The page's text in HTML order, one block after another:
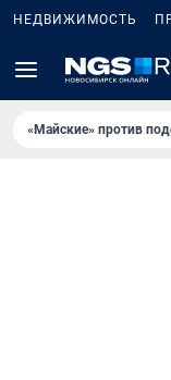
НЕДВИЖИМОСТЬ
«Майские» против